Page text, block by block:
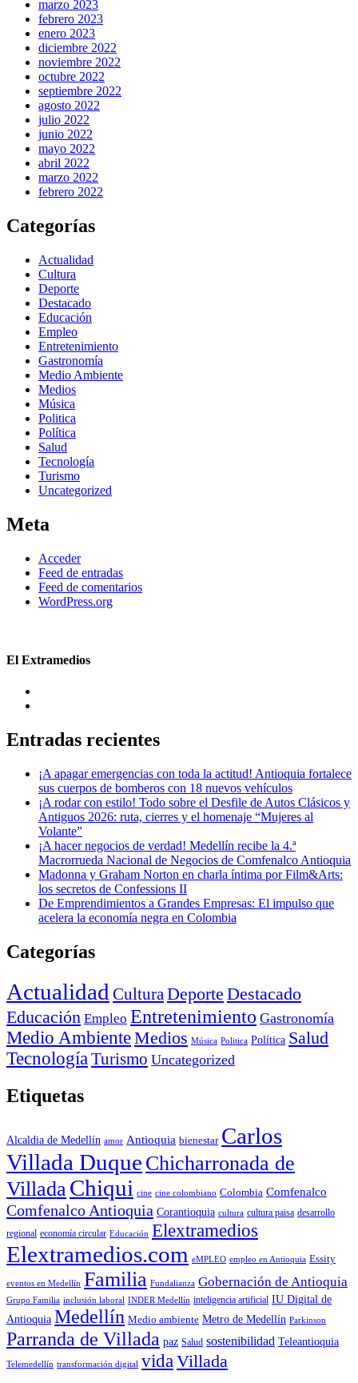
marzo 2023
febrero 2023
enero 2023
diciembre 2022
noviembre 2022
octubre 2022
septiembre 2022
agosto 2022
julio 2022
junio 2022
mayo 2022
abril 2022
marzo 2022
febrero 2022
Categorías
Actualidad
Cultura
Deporte
Destacado
Educación
Empleo
Entretenimiento
Gastronomía
Medio Ambiente
Medios
Música
Politica
Política
Salud
Tecnología
Turismo
Uncategorized
Meta
Acceder
Feed de entradas
Feed de comentarios
WordPress.org
El Extramedios
Entradas recientes
¡A apagar emergencias con toda la actitud! Antioquia fortalece
sus cuerpos de bomberos con 18 nuevos vehículos
¡A rodar con estilo! Todo sobre el Desfile de Autos Clásicos y
Antiguos 2026: ruta, cierres y el homenaje “Mujeres al
Volante”
¡A hacer negocios de verdad! Medellín recibe la 4.ª
Macrorrueda Nacional de Negocios de Comfenalco Antioquia
Madonna y Graham Norton en charla íntima por Film&Arts:
los secretos de Confessions II
De Emprendimientos a Grandes Empresas: El impulso que
acelera la economía negra en Colombia
Categorías
Actualidad CulturaDeporte Destacado
Educación Empleo Entretenimiento Gastronomía
Medio AmbienteMedios Música Politica Política Salud
Tecnología Turismo Uncategorized
Etiquetas
Alcaldia de Medellín amor Antioquia bienestar Carlos
Villada Duque Chicharronada de
Villada Chiqui cine cine colombiano Colombia Comfenalco
Comfenalco Antioquia Corantioquia cultura cultura paisa desarrollo
regional economía circular Educación Elextramedios
Elextramedios.com eMPLEO empleo en Antioquia Essity
eventos en Medellín Familia Fundalianza Gobernación de Antioquia
Grupo Familia inclusión laboral INDER Medellín inteligencia artificial IU Digital de
Antioquia Medellín Medio ambiente Metro de Medellín Parkinson
Parranda de Villada paz Salud sostenibilidad Teleantioquia
Telemedellín transformación digital vida Villada